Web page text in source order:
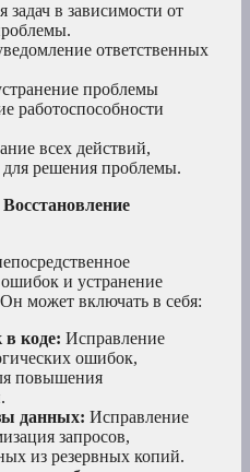
задач в зависимости от
ответственных
проблемы
работоспособности
всех действий,
решения проблемы.
и устранение
может включать в себя:
в коде: Исправление
ошибок,
повышения
данных: Исправление
запросов,
из резервных копий.